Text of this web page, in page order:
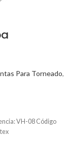
Para Torneado,
VH-08 Código